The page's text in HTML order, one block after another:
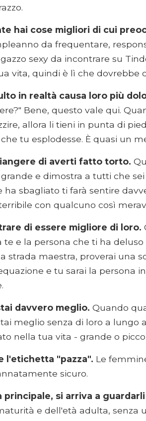
hai cose migliori di cui
da frequentare,
sexy da incontrare su
vita, quindi è lì che dovrebbe
in realtà causa loro più
Bene, questo vale qui.
allora li tieni in punta di
tu esplodesse. È quasi un
di averti fatto torto.
e dimostra a tutti che
ha sbagliato ti farà sentire
con qualcuno così
di essere migliore di loro.
te e la persona che ti ha
strada maestra, proverai una
e tu sarai la persona
davvero meglio. Quando
meglio senza di loro a lungo
nella tua vita - grande o
l'etichetta "pazza". Le
sicuro.
principale, si arriva a
e dell'età adulta, senza